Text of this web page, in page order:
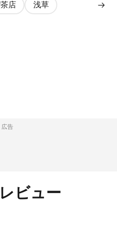
店 浅草
広告
ビュー